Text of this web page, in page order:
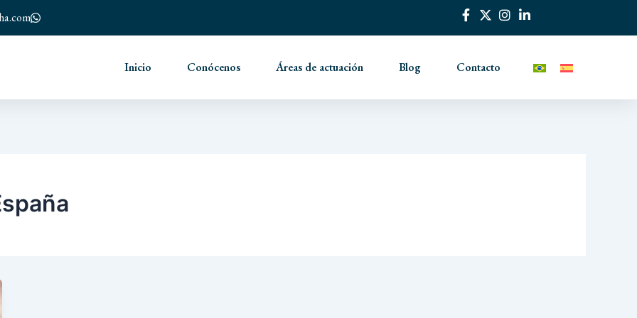
Inicio Conócenos Áreas de actuación Blog Contacto